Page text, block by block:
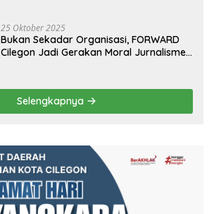
25 Oktober 2025
Bukan Sekadar Organisasi, FORWARD
Cilegon Jadi Gerakan Moral Jurnalisme
Selengkapnya